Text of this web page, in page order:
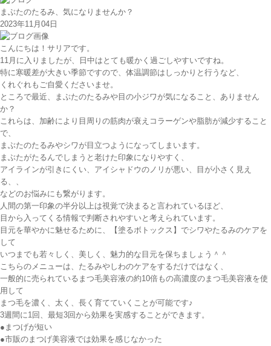
まぶたのたるみ、気になりませんか？
2023年11月04日
こんにちは！サリアです。
11月に入りましたが、日中はとても暖かく過ごしやすいですね。
特に寒暖差が大きい季節ですので、体温調節はしっかりと行うなど、
くれぐれもご自愛くださいませ。
ところで最近、まぶたのたるみや目の小ジワが気になること、ありません
か？
これらは、加齢により目周りの筋肉が衰えコラーゲンや脂肪が減少すること
で、
まぶたのたるみやシワが目立つようになってしまいます。
まぶたがたるんでしまうと老けた印象になりやすく、
アイラインが引きにくい、アイシャドウのノリが悪い、目が小さく見え
る、、
などのお悩みにも繋がります。
人間の第一印象の半分以上は視覚で決まると言われているほど、
目から入ってくる情報で判断されやすいと考えられています。
目元を華やかに魅せるために、【塗るボトックス】でシワやたるみのケアを
して
いつまでも若々しく、美しく、魅力的な目元を保ちましょう＾＾
こちらのメニューは、たるみやしわのケアをするだけではなく、
一般的に売られているまつ毛美容液の約10倍もの高濃度のまつ毛美容液を使
用して
まつ毛を濃く、太く、長く育てていくことが可能です♪
3週間に1回、最短3回から効果を実感することができます。
●まつげが短い
●市販のまつげ美容液では効果を感じなかった